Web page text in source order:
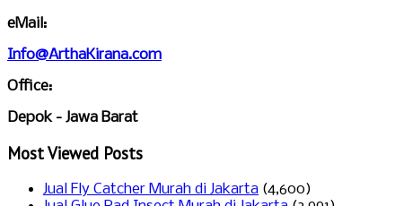
eMail:
Info@ArthaKirana.com
Office:
Depok - Jawa Barat
Most Viewed Posts
Jual Fly Catcher Murah di Jakarta (4,600)